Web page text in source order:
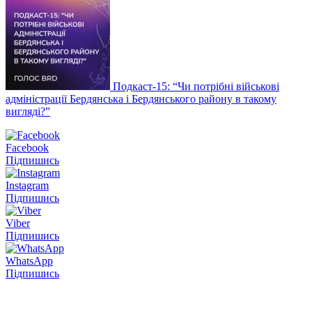
Подкаст-15: “Чи потрібні військові
адміністрації Бердянська і Бердянського району в такому
вигляді?”
Facebook
Підпишись
Instagram
Підпишись
Viber
Підпишись
WhatsApp
Підпишись